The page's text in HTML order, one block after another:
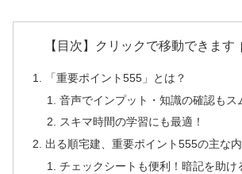
【目次】クリックで移動できます
「重要ポイント555」とは？
音声でインプット・知識の確認もス
スキマ時間の学習にも最適！
出る順宅建、重要ポイント555の主な
チェックシートも便利！暗記を助け